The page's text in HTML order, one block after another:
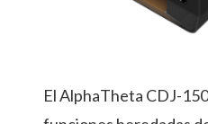
El AlphaTheta CDJ-